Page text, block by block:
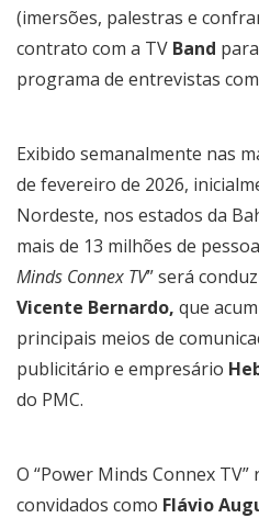
(imersões, palestras e
contrato com a TV Band
programa de entrevistas
Exibido semanalmente nas
de fevereiro de 2026,
Nordeste, nos estados da
mais de 13 milhões de
Minds Connex TV” será
Vicente Bernardo, que
principais meios de
publicitário e empresário
do PMC.
O “Power Minds Connex TV”
convidados como Flávio